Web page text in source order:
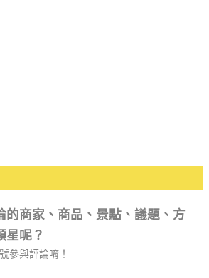
的商家、商品、景點、議題、方
星呢？
參與評論唷！